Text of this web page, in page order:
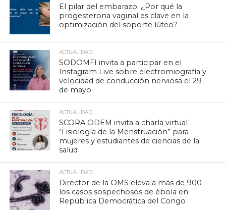
El pilar del embarazo: ¿Por qué la
progesterona vaginal es clave en la
optimización del soporte lúteo?
ACTUALIDAD
SODOMFI invita a participar en el
Instagram Live sobre electromiografía y
velocidad de conducción nerviosa el 29
de mayo
ACTUALIDAD
SCORA ODEM invita a charla virtual
“Fisiología de la Menstruación” para
mujeres y estudiantes de ciencias de la
salud
ACTUALIDAD
Director de la OMS eleva a más de 900
los casos sospechosos de ébola en
República Democrática del Congo